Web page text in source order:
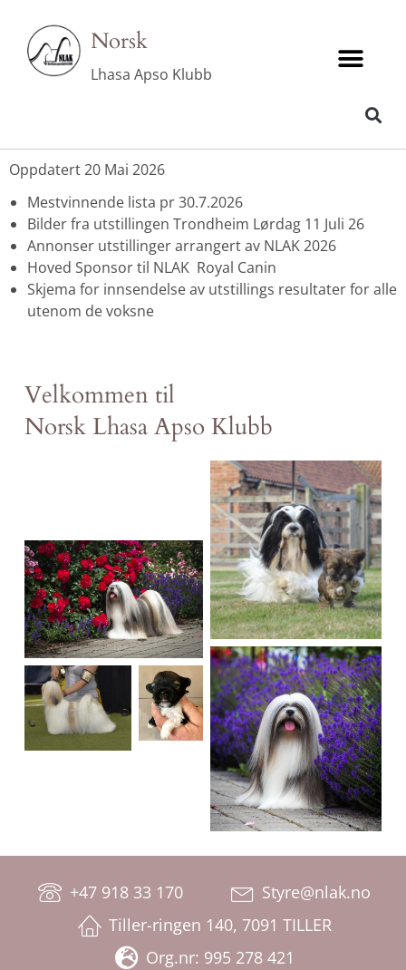
Norsk
Lhasa Apso Klubb
Oppdatert 20 Mai 2026
Mestvinnende lista pr 30.7.2026
Bilder fra utstillingen Trondheim Lørdag 11 Juli 26
Annonser utstillinger arrangert av NLAK 2026
Hoved Sponsor til NLAK Royal Canin
Skjema for innsendelse av utstillings resultaterfor alle
utenom de voksne
Velkommen til
Norsk Lhasa Apso Klubb
+47 918 33 170
Styre@nlak.no
Tiller-ringen 140, 7091 TILLER
Org.nr: 995 278 421